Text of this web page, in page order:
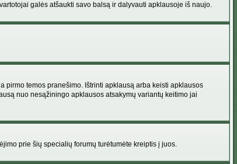
galės atšaukti savo balsą ir dalyvauti apklausoje iš naujo.
pirmo temos pranešimo. Ištrinti apklausą arba keisti apklausos
nuo nesąžiningo apklausos atsakymų variantų keitimo jai
prie šių specialių forumų turėtumėte kreiptis į juos.